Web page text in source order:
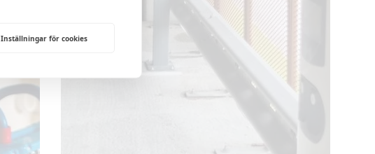
Inställningar för cookies